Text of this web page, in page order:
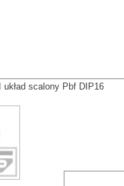
układ scalony Pbf DIP16